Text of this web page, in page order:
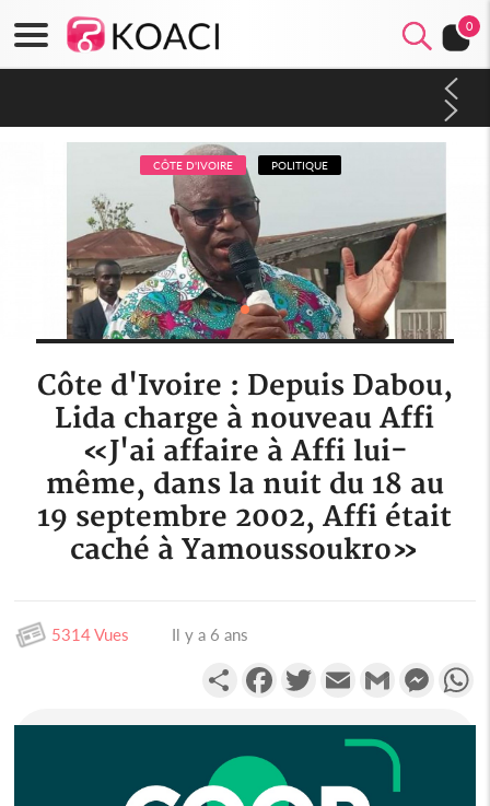
0
politique ?
CÔTE D'IVOIRE POLITIQUE
Côte d'Ivoire : Depuis Dabou,
Lida charge à nouveau Affi
«J'ai affaire à Affi lui-
même, dans la nuit du 18 au
19 septembre 2002, Affi était
caché à Yamoussoukro»
5314 Vues Il y a 6 ans
PartagerFacebookTwitterEmail Gmail